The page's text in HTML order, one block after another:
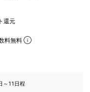
還元
料無料
～11日程